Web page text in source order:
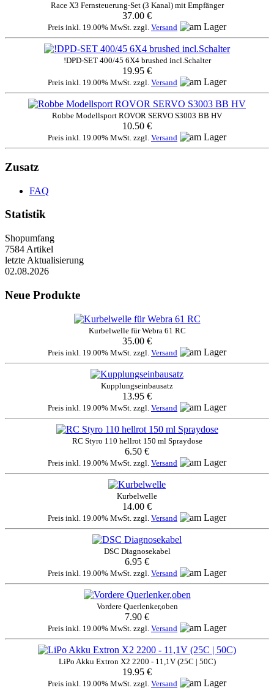
Race X3 Fernsteuerung-Set (3 Kanal) mit Empfänger
37.00 €
Preis inkl. 19.00% MwSt. zzgl. Versand
!DPD-SET 400/45 6X4 brushed incl.Schalter
19.95 €
Preis inkl. 19.00% MwSt. zzgl. Versand
Robbe Modellsport ROVOR SERVO S3003 BB HV
10.50 €
Preis inkl. 19.00% MwSt. zzgl. Versand
Zusatz
FAQ
Statistik
Shopumfang
7584 Artikel
letzte Aktualisierung
02.08.2026
Neue Produkte
Kurbelwelle für Webra 61 RC
35.00 €
Preis inkl. 19.00% MwSt. zzgl. Versand
Kupplungseinbausatz
13.95 €
Preis inkl. 19.00% MwSt. zzgl. Versand
RC Styro 110 hellrot 150 ml Spraydose
6.50 €
Preis inkl. 19.00% MwSt. zzgl. Versand
Kurbelwelle
14.00 €
Preis inkl. 19.00% MwSt. zzgl. Versand
DSC Diagnosekabel
6.95 €
Preis inkl. 19.00% MwSt. zzgl. Versand
Vordere Querlenker,oben
7.90 €
Preis inkl. 19.00% MwSt. zzgl. Versand
LiPo Akku Extron X2 2200 - 11,1V (25C | 50C)
19.95 €
Preis inkl. 19.00% MwSt. zzgl. Versand